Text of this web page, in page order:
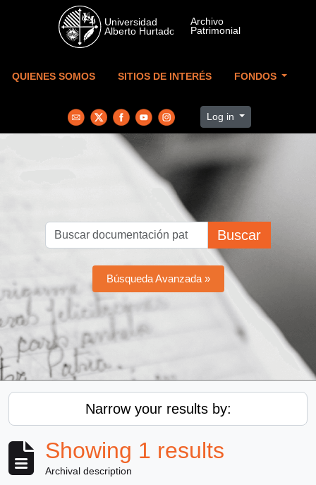
Skip to main content
QUIENES SOMOS SITIOS DE INTERÉS FONDOS
Log in
Buscar
Búsqueda Avanzada »
Narrow your results by:
Showing 1 results
Archival description